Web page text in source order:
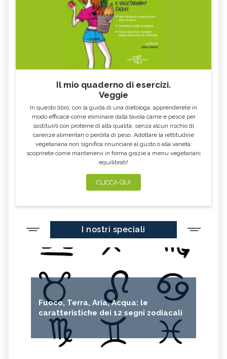
Il mio quaderno di esercizi.
Veggie
In questo libro, con la guida di una dietologa, apprenderete in
modo efficace come eliminare dalla tavola carne e pesce per
sostituirli con proteine di alta qualità, senza alcun rischio di
carenze alimentari o perdita di peso. Adottare la rettitudine
vegetariana non significa rinunciare al gusto o alla varietà:
scoprirete come mantenervi in forma grazie a menu vegetariani
equilibrati!
CLICCA QUI
I nostri speciali
Fuoco, Terra, Aria, Acqua: le
caratteristiche dei 12 segni zodiacali